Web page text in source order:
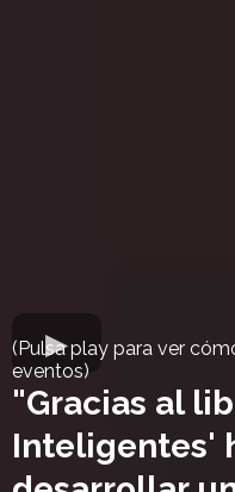
(Pulsa play para ver
eventos)
"Gracias al
Inteligentes'